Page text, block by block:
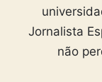
Jornalista
não